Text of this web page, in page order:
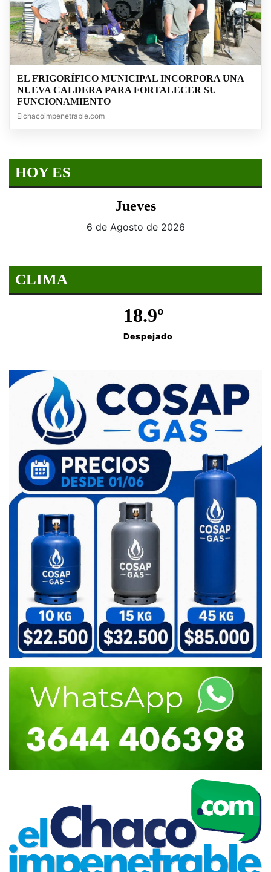
EL FRIGORÍFICO MUNICIPAL INCORPORA UNA
NUEVA CALDERA PARA FORTALECER SU
FUNCIONAMIENTO
Elchacoimpenetrable.com
HOY ES
Jueves
6 de Agosto de 2026
CLIMA
18.9º
Despejado